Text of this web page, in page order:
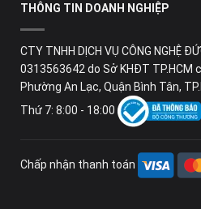
THÔNG TIN DOANH NGHIỆP
CTY TNHH DỊCH VỤ CÔNG NGHỆ
0313563642 do Sở KHĐT TP.HCM
Phường An Lạc, Quận Bình Tân,
Thứ 7: 8:00 - 18:00
Chấp nhận thanh toán